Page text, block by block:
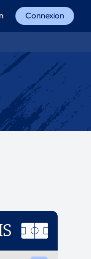
Connexion